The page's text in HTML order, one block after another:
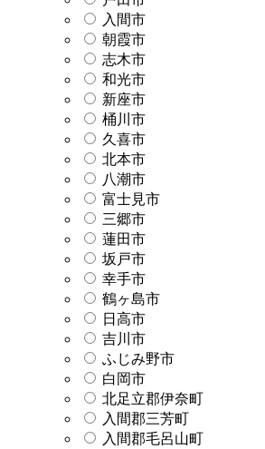
入間市
朝霞市
志木市
和光市
新座市
桶川市
久喜市
北本市
八潮市
富士見市
三郷市
蓮田市
坂戸市
幸手市
鶴ヶ島市
日高市
吉川市
ふじみ野市
白岡市
北足立郡伊奈町
入間郡三芳町
入間郡毛呂山町